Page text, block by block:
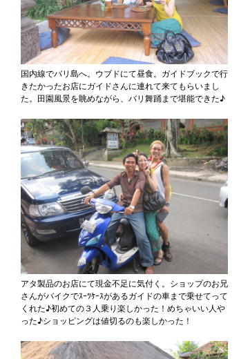
国内線でバリ島へ。ウブドにて昼食。ガイドブックで行
きたかったお店にガイドさんに連れて来てもらいまし
た。田園風景を眺めながら、バリ舞踊まで堪能できた♪
アタ製品のお店にて現金不足に気付く。ショップのお兄
さんがバイクでｽｰﾂｹｰｽがあるガイドの車まで乗せてって
くれた♪初めての３人乗り楽しかった！めちゃいい人や
った♪ショッピングは値切るのも楽しかった！